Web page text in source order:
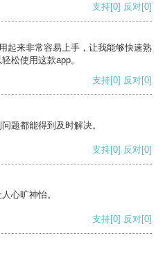
支持[0] 反对[0]
起来非常容易上手，让我能够快速熟
松使用这款app。
支持[0] 反对[0]
题都能得到及时解决。
支持[0] 反对[0]
心旷神怡。
支持[0] 反对[0]